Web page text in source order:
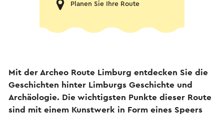
Planen Sie Ihre Route
Mit der Archeo Route Limburg entdecken Sie die
Geschichten hinter Limburgs Geschichte und
Archäologie. Die wichtigsten Punkte dieser Route
sind mit einem Kunstwerk in Form eines Speers